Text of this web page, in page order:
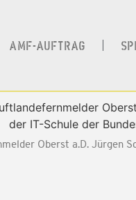
AMF-AUFTRAG
Oberst a.D. Jürgen